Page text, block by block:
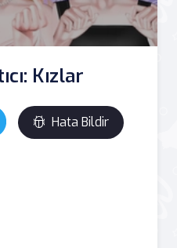
Kızlar
Hata Bildir